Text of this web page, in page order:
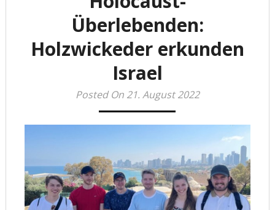
Überlebenden:
Holzwickeder erkunden
Israel
Posted On 21. August 2022